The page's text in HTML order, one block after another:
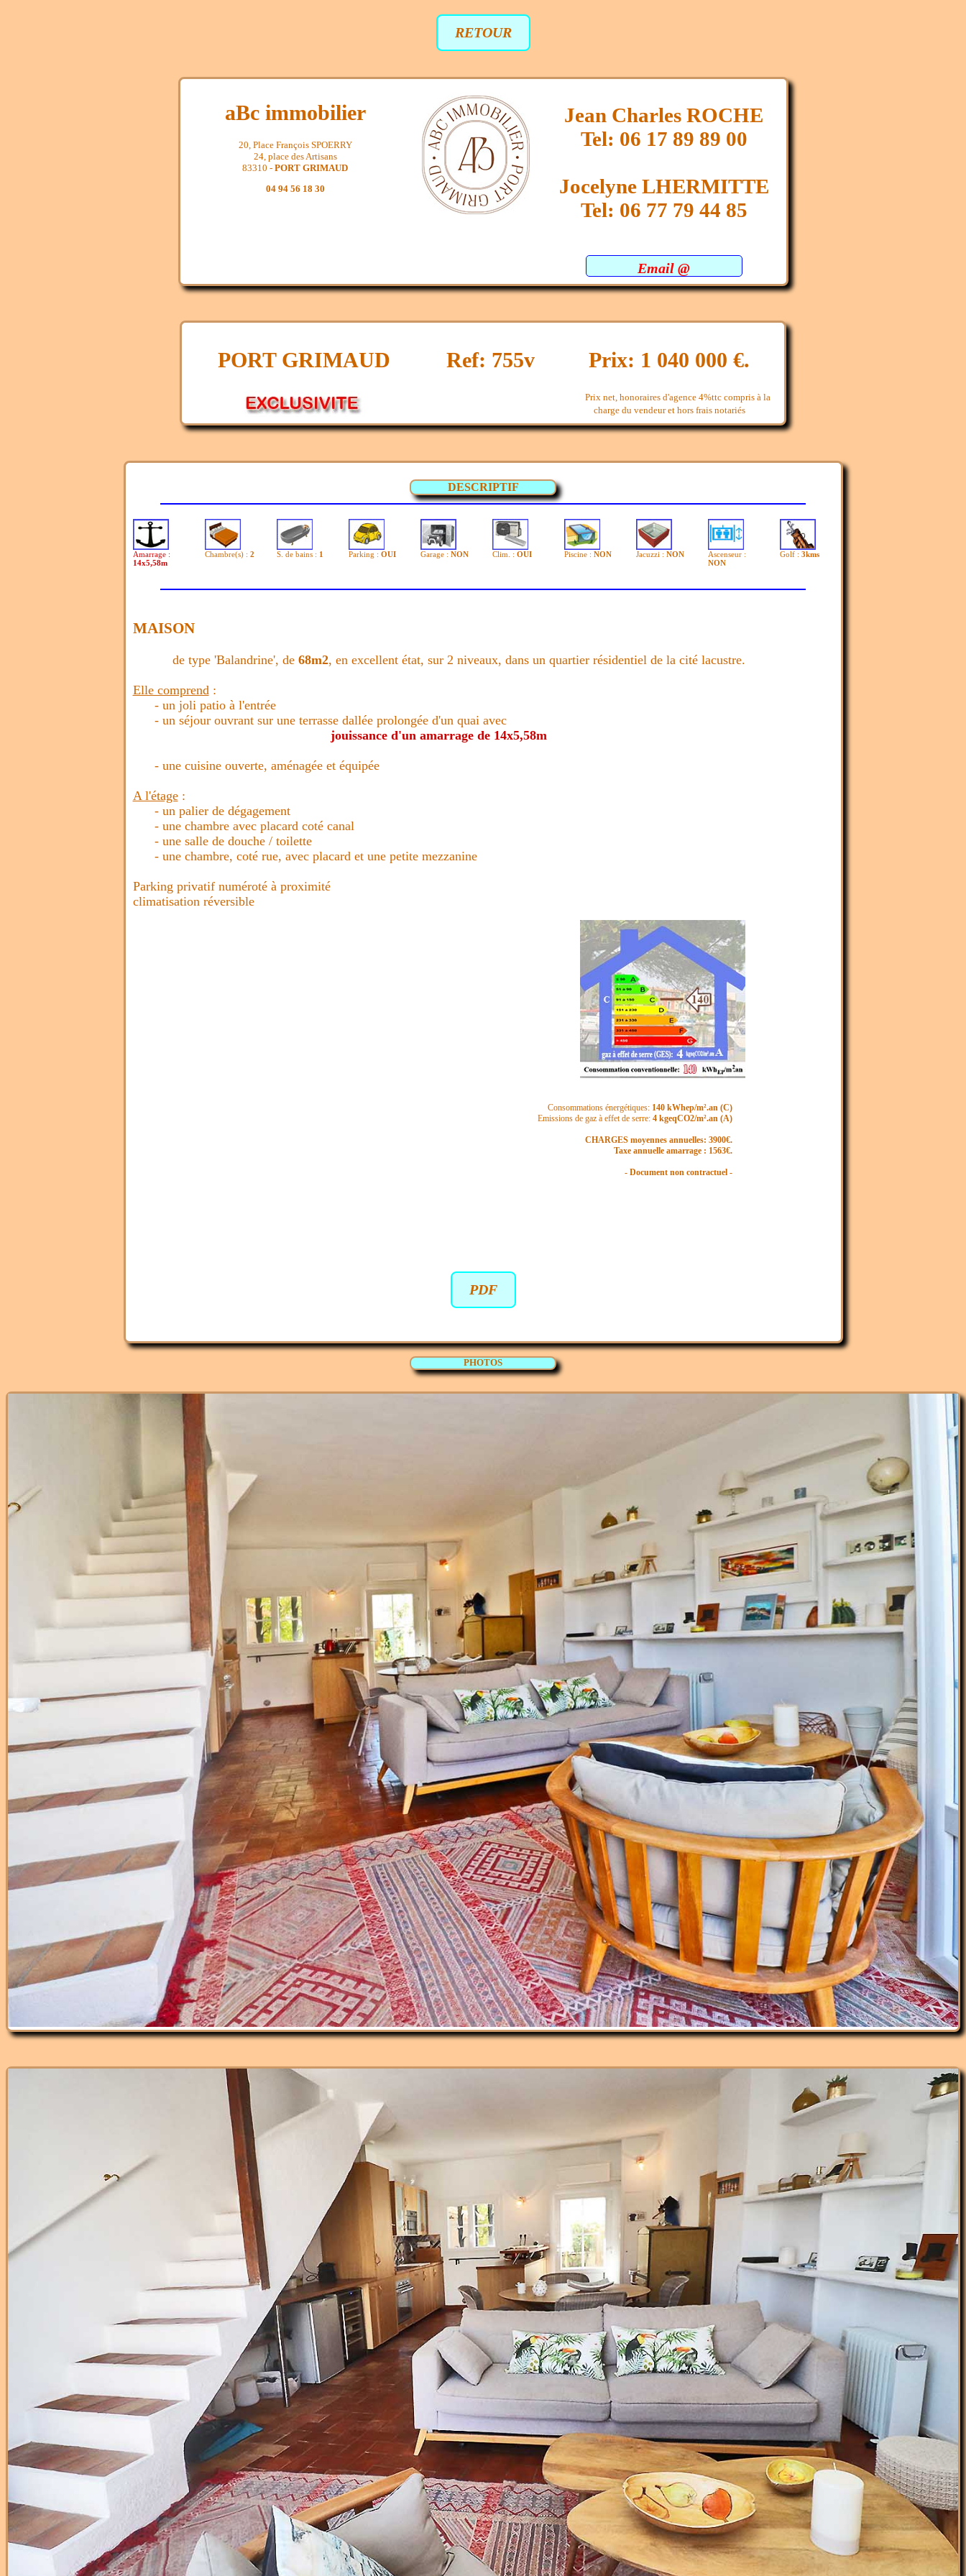
RETOUR
aBc immobilier
20, Place François SPOERRY
24, place des Artisans
83310 - PORT GRIMAUD
04 94 56 18 30
Jean Charles ROCHE
Tel: 06 17 89 89 00
Jocelyne LHERMITTE
Tel: 06 77 79 44 85
Email @
PORT GRIMAUD Ref: 755v Prix: 1 040 000 €.
Prix net, honoraires d'agence 4%ttc compris à la
charge du vendeur et hors frais notariés
DESCRIPTIF
Amarrage :
14x5,58m
Chambre(s) : 2 S. de bains : 1 Parking : OUI Garage : NON Clim. : OUI Piscine : NON Jacuzzi : NON
Ascenseur :
NON
Golf : 3kms
MAISON
de type 'Balandrine', de 68m2, en excellent état, sur 2 niveaux, dans un quartier résidentiel de la cité lacustre.
Elle comprend :
- un joli patio à l'entrée
- un séjour ouvrant sur une terrasse dallée prolongée d'un quai avec
jouissance d'un amarrage de 14x5,58m
- une cuisine ouverte, aménagée et équipée
A l'étage:
- un palier de dégagement
- une chambre avec placard coté canal
- une salle de douche / toilette
- une chambre, coté rue, avec placard et une petite mezzanine
Parking privatif numéroté à proximité
climatisation réversible
Consommations énergétiques: 140 kWhep/m².an (C)
Emissions de gaz à effet de serre: 4 kgeqCO2/m².an (A)
CHARGES moyennes annuelles: 3900€.
Taxe annuelle amarrage : 1563€.
- Document non contractuel -
PDF
PHOTOS